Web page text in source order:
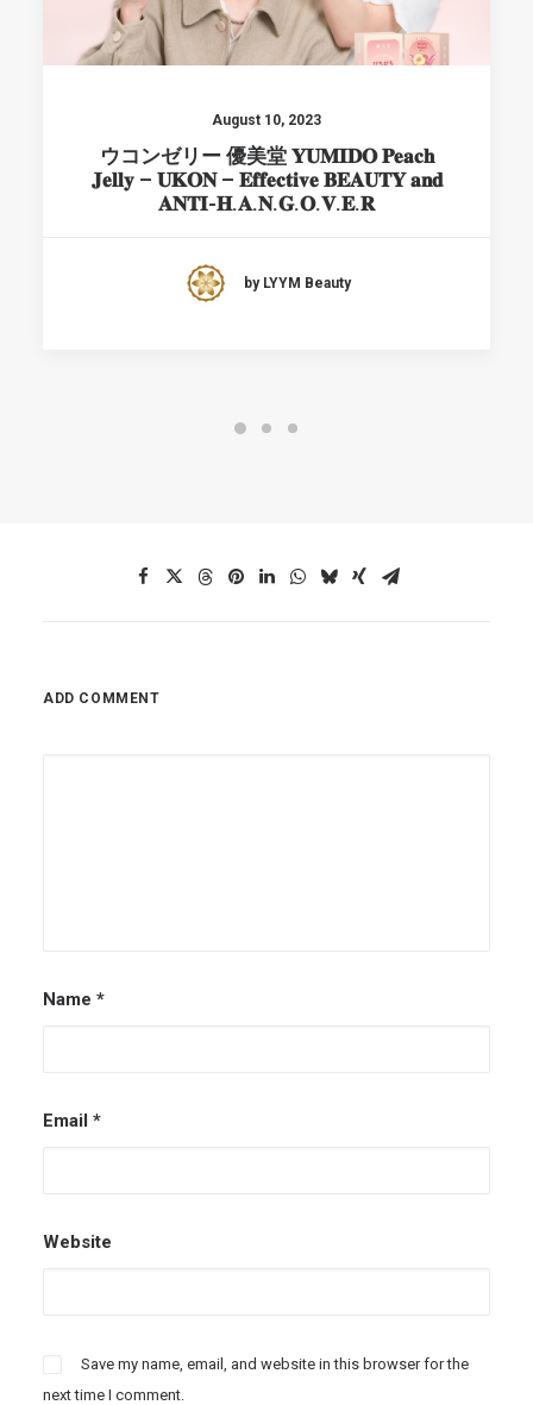
August 10, 2023
ウコンゼリー 優美堂 𝐘𝐔𝐌𝐈𝐃𝐎 𝐏𝐞𝐚𝐜𝐡
𝐉𝐞𝐥𝐥𝐲 – 𝐔𝐊𝐎𝐍 – 𝐄𝐟𝐟𝐞𝐜𝐭𝐢𝐯𝐞 𝐁𝐄𝐀𝐔𝐓𝐘 𝐚𝐧𝐝
𝐀𝐍𝐓𝐈-𝐇.𝐀.𝐍.𝐆.𝐎.𝐕.𝐄.𝐑
by LYYM Beauty
ADD COMMENT
Name *
Email *
Website
Save my name, email, and website in this browser for the
next time I comment.